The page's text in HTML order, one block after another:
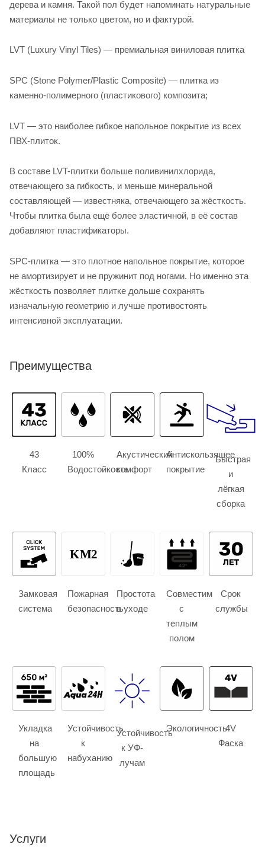
дерева и камня. Такой пол будет напоминать натуральные
материалы не только цветом, но и фактурой.
LVT (Luxury Vinyl Tiles) — премиальная виниловая плитка
SPC (Stone Polymer/Plastic Composite) — плитка из
каменно-полимерного (пластикового) композита;
LVT — это наиболее гибкое напольное покрытие из всех
ПВХ-плиток.
В составе LVT-плитки больше поливинилхлорида,
отвечающего за гибкость, и меньше минеральной
составляющей — известняка, отвечающего за жёсткость.
Чтобы плитка была ещё более эластичной, в её состав
добавляют пластификаторы.
SPC-плитка — это плотное напольное покрытие, которое
не амортизирует и не пружинит под ногами. Но именно эта
жёсткость позволяет плитке дольше сохранять
изначальную геометрию и лучше противостоять
интенсивной эксплуатации.
Преимущества
43
Класс
100%
Водостойкость
Акустический
комфорт
Антискользящее
покрытие
Быстрая
и
лёгкая
сборка
Замковая
система
KM2
Пожарная
безопасность
Простота
в уходе
Совместим
с
теплым
полом
Срок
службы
Укладка
на
большую
площадь
Устойчивость
к
набуханию
Устойчивость
к УФ-
лучам
Экологичность4V
Фаска
Услуги